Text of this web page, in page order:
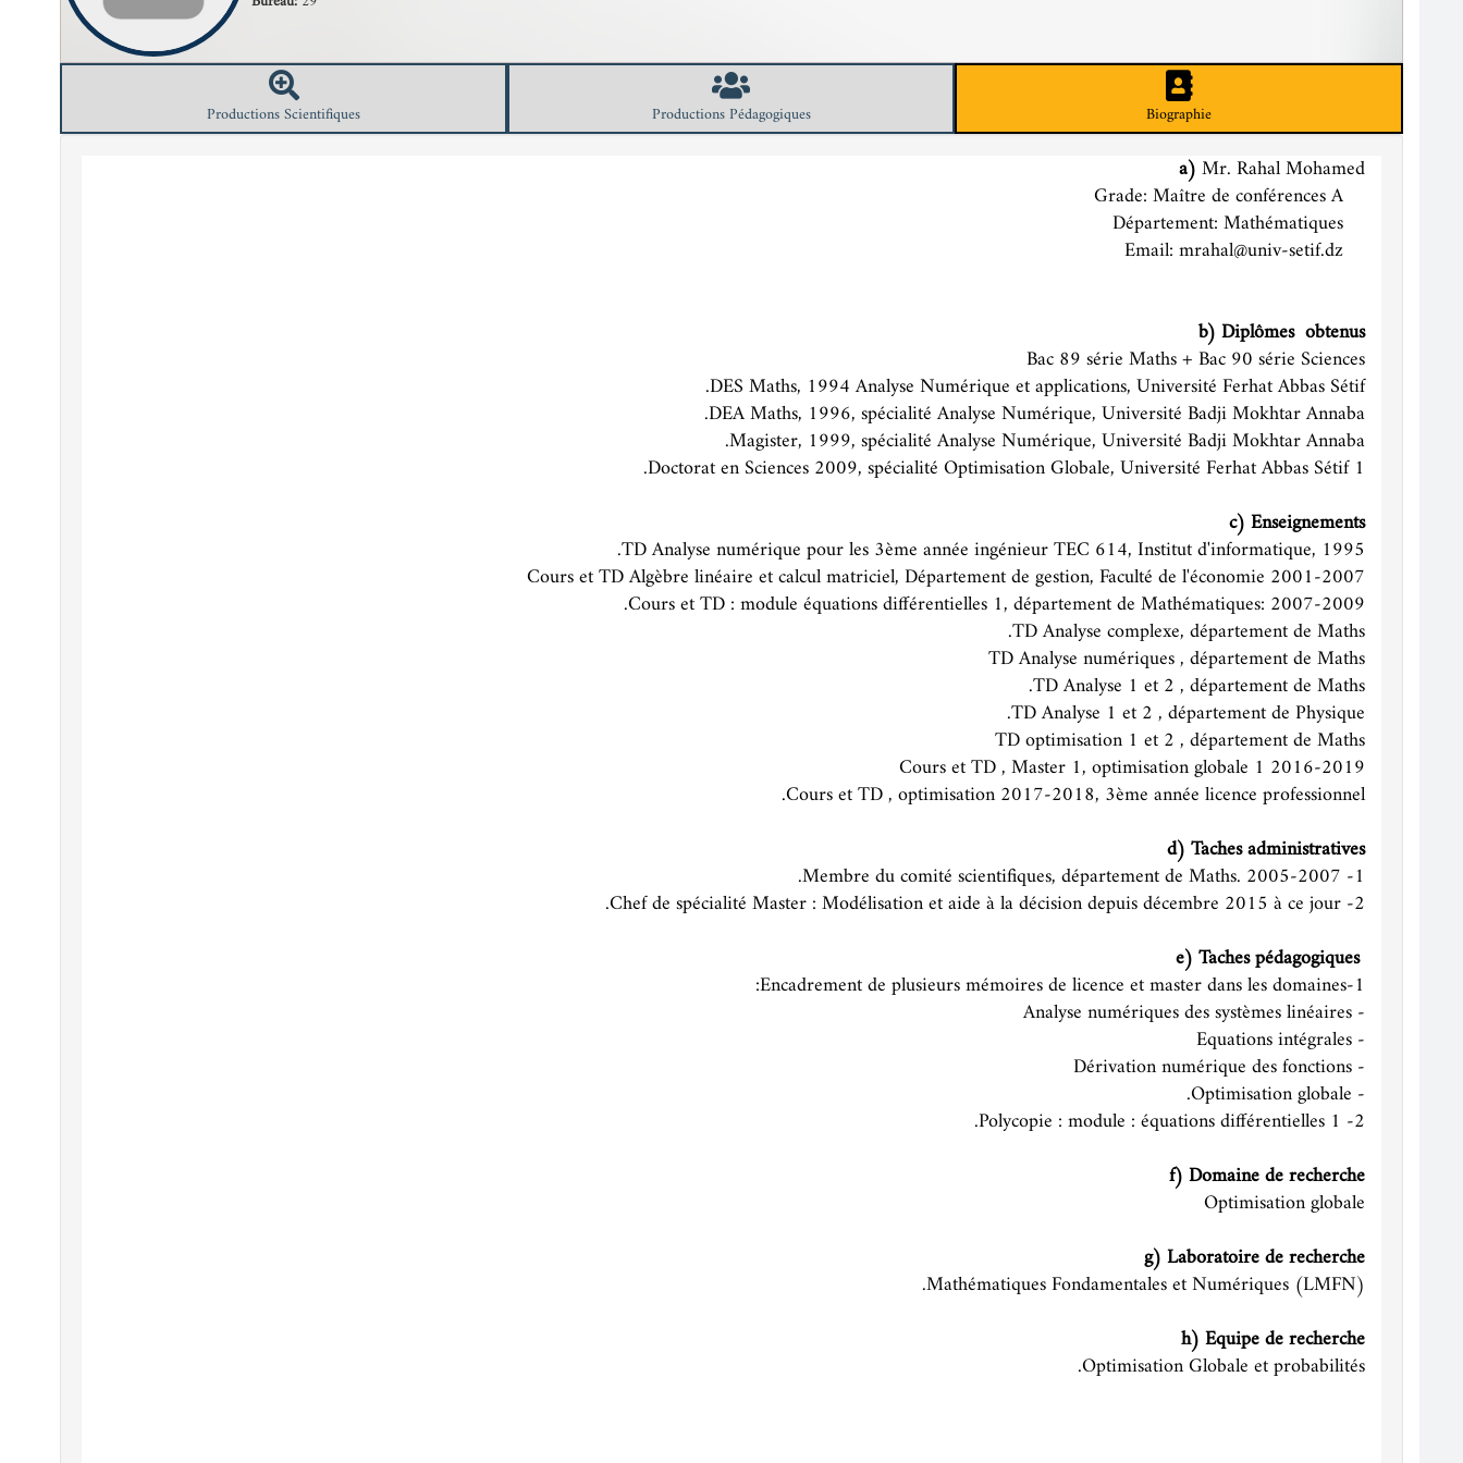
Biographie
Productions Pédagogiques
Productions Scientifiques
a)Mr. Rahal Mohamed
b) Diplômes obtenus
Bac 89 série Maths + Bac 90 série Sciences
DES Maths, 1994 Analyse Numérique et applications, Université Ferhat Abbas Sétif.
DEA Maths, 1996, spécialité Analyse Numérique, Université Badji Mokhtar Annaba.
Magister, 1999, spécialité Analyse Numérique, Université Badji Mokhtar Annaba.
Doctorat en Sciences 2009, spécialité Optimisation Globale, Université Ferhat Abbas Sétif 1.
c) Enseignements
TD Analyse numérique pour les 3ème année ingénieur TEC 614, Institut d'informatique, 1995.
Cours et TD Algèbre linéaire et calcul matriciel, Département de gestion, Faculté de l'économie 2001-2007
Cours et TD : module équations différentielles 1, département de Mathématiques: 2007-2009.
TD Analyse complexe, département de Maths.
TD Analyse numériques , département de Maths
TD Analyse 1 et 2 , département de Maths.
TD Analyse 1 et 2 , département de Physique.
TD optimisation 1 et 2 , département de Maths
Cours et TD , Master 1, optimisation globale 1 2016-2019
Cours et TD , optimisation 2017-2018, 3ème année licence professionnel.
d) Taches administratives
1- Membre du comité scientifiques, département de Maths. 2005-2007.
2- Chef de spécialité Master : Modélisation et aide à la décision depuis décembre 2015 à ce jour.
e)Taches pédagogiques
1-Encadrement de plusieurs mémoires de licence et master dans les domaines:
- Analyse numériques des systèmes linéaires
- Equations intégrales
- Dérivation numérique des fonctions
- Optimisation globale.
2- Polycopie : module : équations différentielles 1.
f) Domaine de recherche
Optimisation globale
g) Laboratoire de recherche
Mathématiques Fondamentales et Numériques (LMFN).
h) Equipe de recherche
Optimisation Globale et probabilités.